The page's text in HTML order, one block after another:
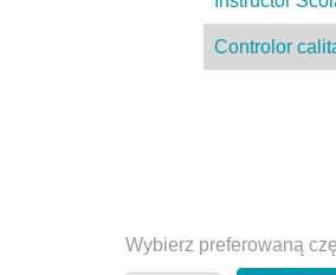
Controlor
Wybierz preferowaną